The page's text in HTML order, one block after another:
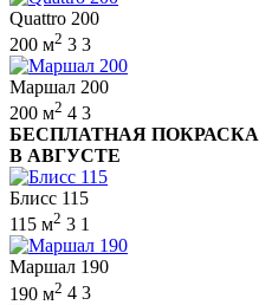
Quattro 200
200 м2 3 3
Маршал 200
200 м2 4 3
БЕСПЛАТНАЯ ПОКРАСКА
В АВГУСТЕ
Блисс 115
115 м2 3 1
Маршал 190
190 м2 4 3